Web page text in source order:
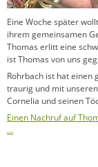
Eine Woche später
ihrem gemeinsamen
Thomas erlitt eine
ist Thomas von uns
Rohrbach ist hat einen
traurig und mit
Cornelia und seinen
Einen Nachruf auf
…